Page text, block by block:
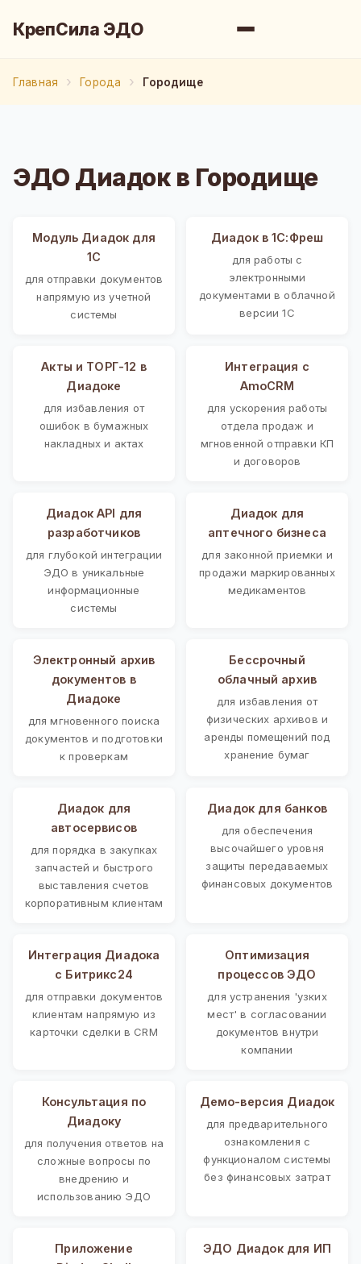
КрепСила ЭДО
Главная Города Городище
ЭДО Диадок в Городище
Модуль Диадок для
1С
для отправки документов
напрямую из учетной
системы
Диадок в 1С:Фреш
для работы с
электронными
документами в облачной
версии 1С
Акты и ТОРГ-12 в
Диадоке
для избавления от
ошибок в бумажных
накладных и актах
Интеграция с
AmoCRM
для ускорения работы
отдела продаж и
мгновенной отправки КП
и договоров
Диадок API для
разработчиков
для глубокой интеграции
ЭДО в уникальные
информационные
системы
Диадок для
аптечного бизнеса
для законной приемки и
продажи маркированных
медикаментов
Электронный архив
документов в
Диадоке
для мгновенного поиска
документов и подготовки
к проверкам
Бессрочный
облачный архив
для избавления от
физических архивов и
аренды помещений под
хранение бумаг
Диадок для
автосервисов
для порядка в закупках
запчастей и быстрого
выставления счетов
корпоративным клиентам
Диадок для банков
для обеспечения
высочайшего уровня
защиты передаваемых
финансовых документов
Интеграция Диадока
с Битрикс24
для отправки документов
клиентам напрямую из
карточки сделки в CRM
Оптимизация
процессов ЭДО
для устранения 'узких
мест' в согласовании
документов внутри
компании
Консультация по
Диадоку
для получения ответов на
сложные вопросы по
внедрению и
использованию ЭДО
Демо-версия Диадок
для предварительного
ознакомления с
функционалом системы
без финансовых затрат
Приложение
ЭДО Диадок для ИП